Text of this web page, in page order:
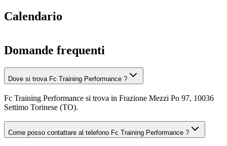
Calendario
Domande frequenti
Dove si trova Fc Training Performance ?
Fc Training Performance si trova in Frazione Mezzi Po 97, 10036
Settimo Torinese (TO).
Come posso contattare al telefono Fc Training Performance ?